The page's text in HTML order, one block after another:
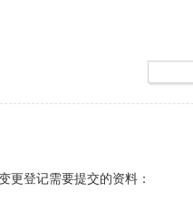
更登记需要提交的资料：